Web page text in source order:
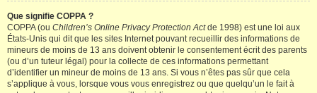
Que signifie COPPA ?
COPPA (ou Children’s Online Privacy Protection Actde 1998) est une loi aux
États-Unis qui dit que les sites Internet pouvant recueillir des informations de
mineurs de moins de 13 ans doivent obtenir le consentement écrit des parents
(ou d’un tuteur légal) pour la collecte de ces informations permettant
d’identifier un mineur de moins de 13 ans. Si vous n’êtes pas sûr que cela
s’applique à vous, lorsque vous vous enregistrez ou que quelqu’un le fait à